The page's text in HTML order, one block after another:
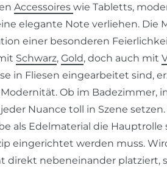
Accessoires wie Tabletts,
elegante Note verliehen. Die
einer besonderen
Schwarz, Gold, doch auch mit
in Fliesen eingearbeitet sind,
Ob im Badezimmer,
Nuance toll in Szene
als Edelmaterial die
eingerichtet werden muss.
nebeneinander platziert,